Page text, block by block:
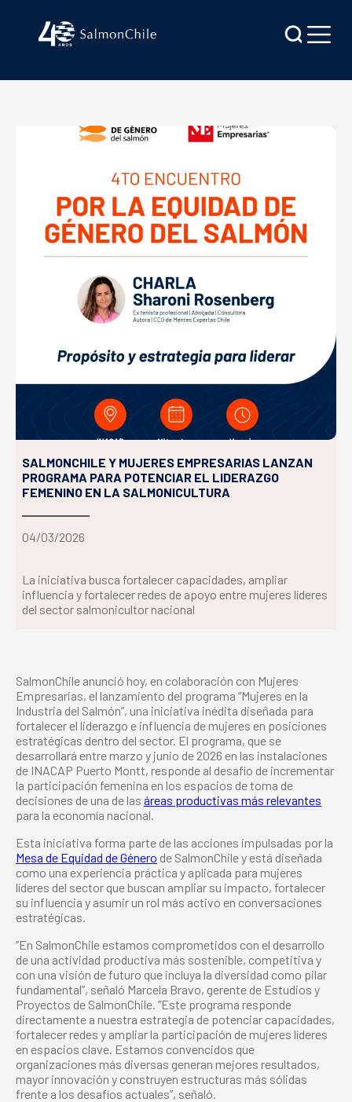
SALMONCHILE Y MUJERES EMPRESARIAS LANZAN
PROGRAMA PARA POTENCIAR EL LIDERAZGO
FEMENINO EN LA SALMONICULTURA
04/03/2026
La iniciativa busca fortalecer capacidades, ampliar
influencia y fortalecer redes de apoyo entre mujeres líderes
del sector salmonicultor nacional
SalmonChile anunció hoy, en colaboración con Mujeres
Empresarias, el lanzamiento del programa “Mujeres en la
Industria del Salmón”, una iniciativa inédita diseñada para
fortalecer el liderazgo e influencia de mujeres en posiciones
estratégicas dentro del sector. El programa, que se
desarrollará entre marzo y junio de 2026 en las instalaciones
de INACAP Puerto Montt, responde al desafío de incrementar
la participación femenina en los espacios de toma de
decisiones de una de las áreas productivas más relevantes
para la economía nacional.
Esta iniciativa forma parte de las acciones impulsadas por la
Mesa de Equidad de Género de SalmonChile y está diseñada
como una experiencia práctica y aplicada para mujeres
líderes del sector que buscan ampliar su impacto, fortalecer
su influencia y asumir un rol más activo en conversaciones
estratégicas.
“En SalmonChile estamos comprometidos con el desarrollo
de una actividad productiva más sostenible, competitiva y
con una visión de futuro que incluya la diversidad como pilar
fundamental”, señaló Marcela Bravo, gerente de Estudios y
Proyectos de SalmonChile. “Este programa responde
directamente a nuestra estrategia de potenciar capacidades,
fortalecer redes y ampliar la participación de mujeres líderes
en espacios clave. Estamos convencidos que
organizaciones más diversas generan mejores resultados,
mayor innovación y construyen estructuras más sólidas
frente a los desafíos actuales”, señaló.